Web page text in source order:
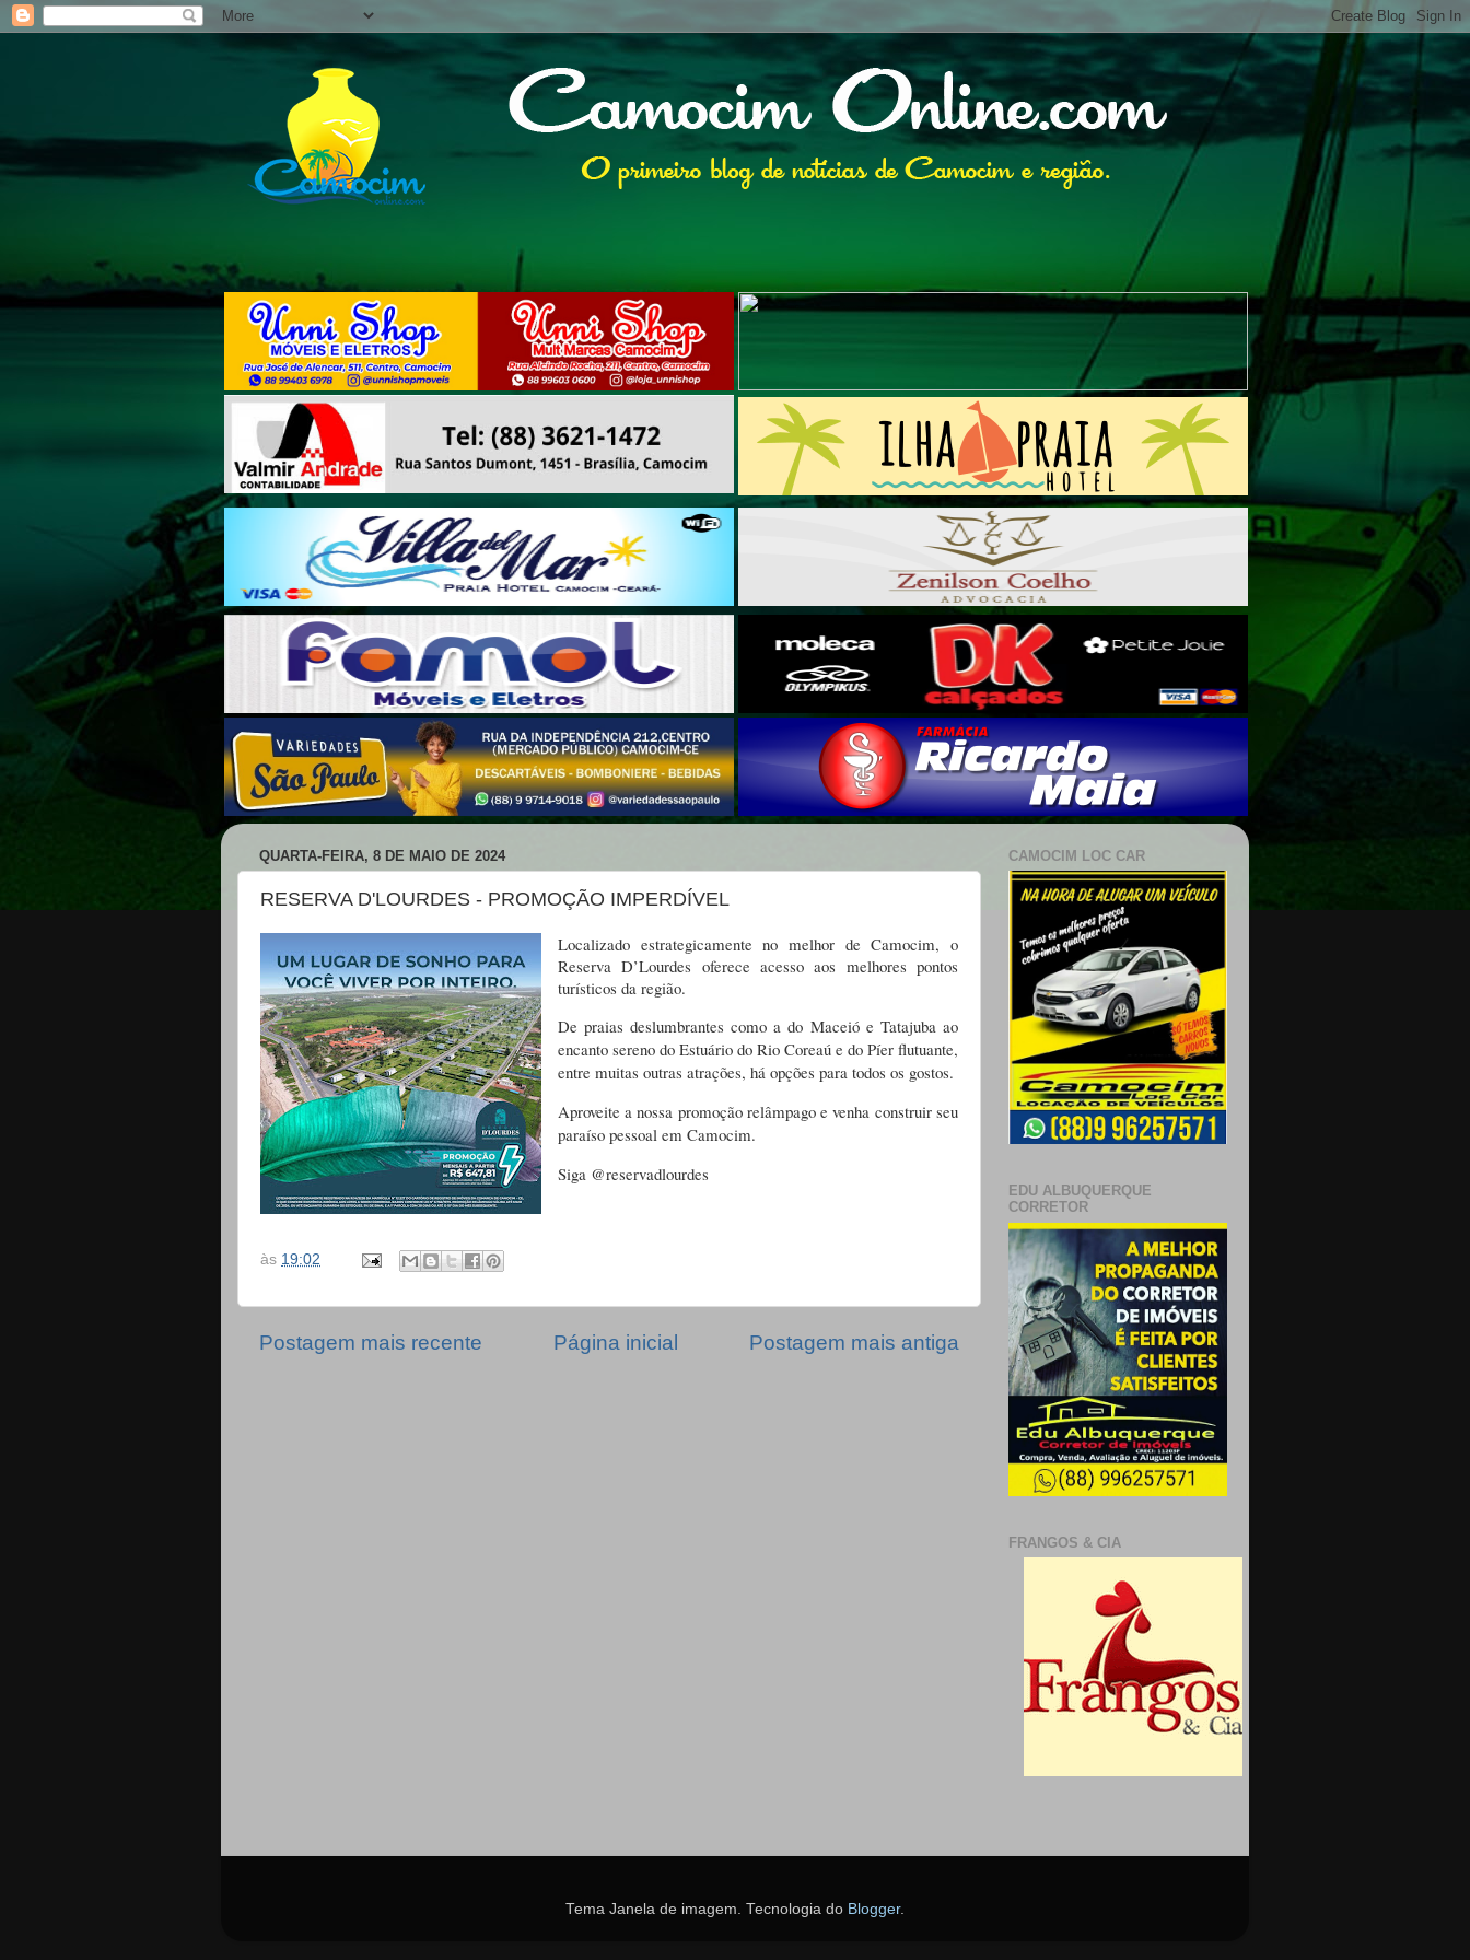
QUARTA-FEIRA, 8 DE MAIO DE 2024
RESERVA D'LOURDES - PROMOÇÃO IMPERDÍVEL
Localizado estrategicamente no melhor de Camocim, o
Reserva D’Lourdes oferece acesso aos melhores pontos
turísticos da região.
De praias deslumbrantes como a do Maceió e Tatajuba ao
encanto sereno do Estuário do Rio Coreaú e do Píer flutuante,
entre muitas outras atrações, há opções para todos os gostos.
Aproveite a nossa promoção relâmpago e venha construir seu
paraíso pessoal em Camocim.
Siga @reservadlourdes
às 19:02
Postagem mais recente Postagem mais antiga
Página inicial
CAMOCIM LOC CAR
EDU ALBUQUERQUE
CORRETOR
FRANGOS & CIA
Tema Janela de imagem. Tecnologia do Blogger.